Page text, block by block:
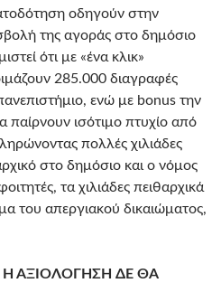
οδηγούν στην
της αγοράς στο δημόσιο
ότι με «ένα κλικ»
285.000 διαγραφές
ενώ με bonus την
ισότιμο πτυχίο από
πολλές χιλιάδες
στο δημόσιο και ο νόμος
τα χιλιάδες πειθαρχικά
του απεργιακού δικαιώματος,
Η ΑΞΙΟΛΟΓΗΣΗ ΔΕ ΘΑ